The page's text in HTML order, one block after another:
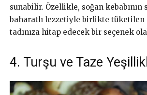
sunabilir. Özellikle, soğan kebabının
baharatlı lezzetiyle birlikte tüketilen
tadınıza hitap edecek bir seçenek
4. Turşu ve Taze